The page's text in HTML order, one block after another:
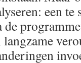
een
de